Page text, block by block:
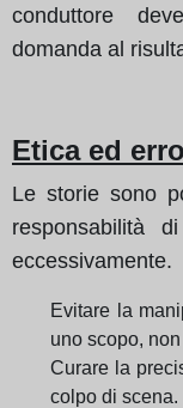
conduttore
domanda al
Etica ed
Le storie sono
responsabilità
eccessivamente.
Evitare la
uno scopo,
Curare la
colpo di scena.